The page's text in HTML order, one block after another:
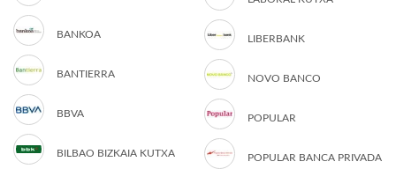
BANKOA
BANTIERRA
BBVA
BILBAO BIZKAIA KUTXA
LIBERBANK
NOVO BANCO
POPULAR
POPULAR BANCA PRIVADA